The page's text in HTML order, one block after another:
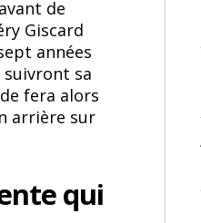
de
Giscard
années
suivront sa
fera alors
arrière sur
qui